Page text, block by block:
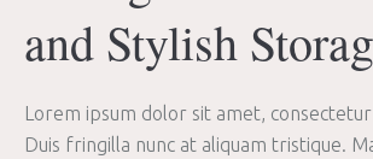
and Stylish
Lorem ipsum dolor sit amet,
Duis fringilla nunc at aliquam tristique.